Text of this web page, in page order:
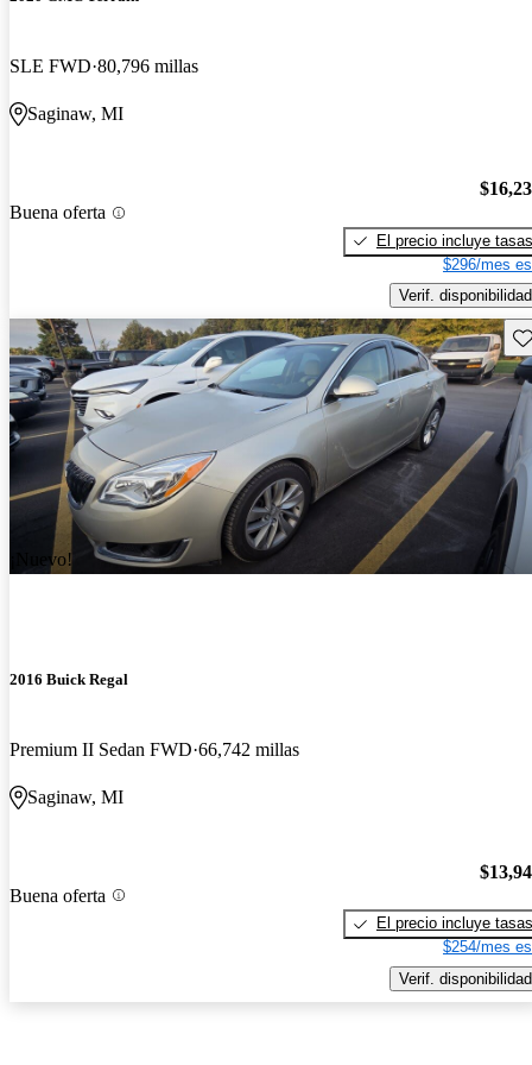
SLE FWD 80,796 millas
Saginaw, MI
Buena oferta
El precio incluye tasas
$296/mes
Verif. disponibilidad
¡Nuevo!
2016 Buick Regal
Premium II Sedan FWD 66,742 millas
Saginaw, MI
Buena oferta
El precio incluye tasas
$254/mes
Verif. disponibilidad